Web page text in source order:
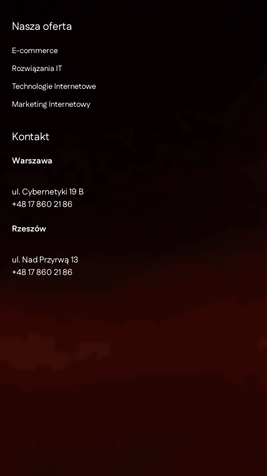
Nasza oferta
E-commerce
Rozwiązania IT
Technologie Internetowe
Marketing Internetowy
Kontakt
Warszawa
ul. Cybernetyki 19 B
+48 17 860 21 86
Rzeszów
ul. Nad Przyrwą 13
+48 17 860 21 86